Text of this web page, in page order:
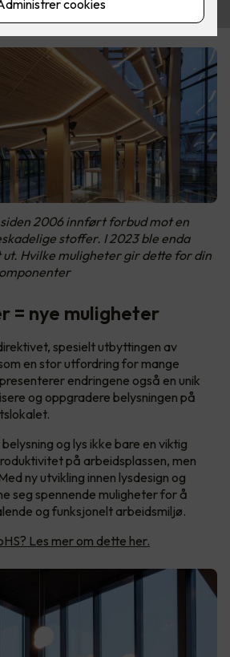
2006 innført forbud mot en
stoffer. I 2023 ble enda
Hvilke muligheter gir dette for din
= nye muligheter
spesielt utbyttingen av
en stor utfordring for mange
endringene også en unik
og oppgradere belysningen på
og lys ikke bare en viktig
på arbeidsplassen, men
ny utvikling innen lysdesign og
seg spennende muligheter for å
og funksjonelt arbeidsmiljø.
Les mer om dette her.